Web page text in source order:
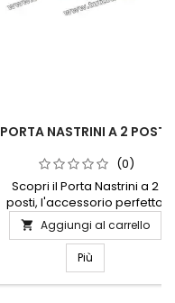
PORTA NASTRINI A 2 POSTI
(0)
Scopri il Porta Nastrini a 2
posti, l'accessorio perfetto
per organizzare i tuoi nastri
con stile ed efficienza.
Realizzato con materiali di
alta qualità, questo porta
nastrini offre due scomparti
 Aggiungi al carrello
Più